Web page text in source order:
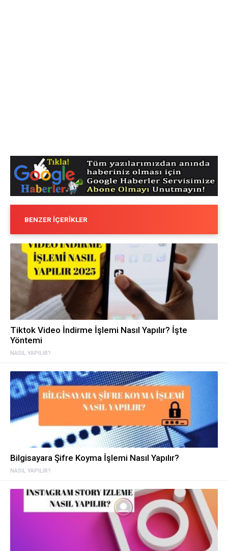
BENZER İÇERIKLER
NASIL YAPILIR?
Tiktok Video İndirme İşlemi Nasıl Yapılır? İşte
Yöntemi
NASIL YAPILIR?
Bilgisayara Şifre Koyma İşlemi Nasıl Yapılır?